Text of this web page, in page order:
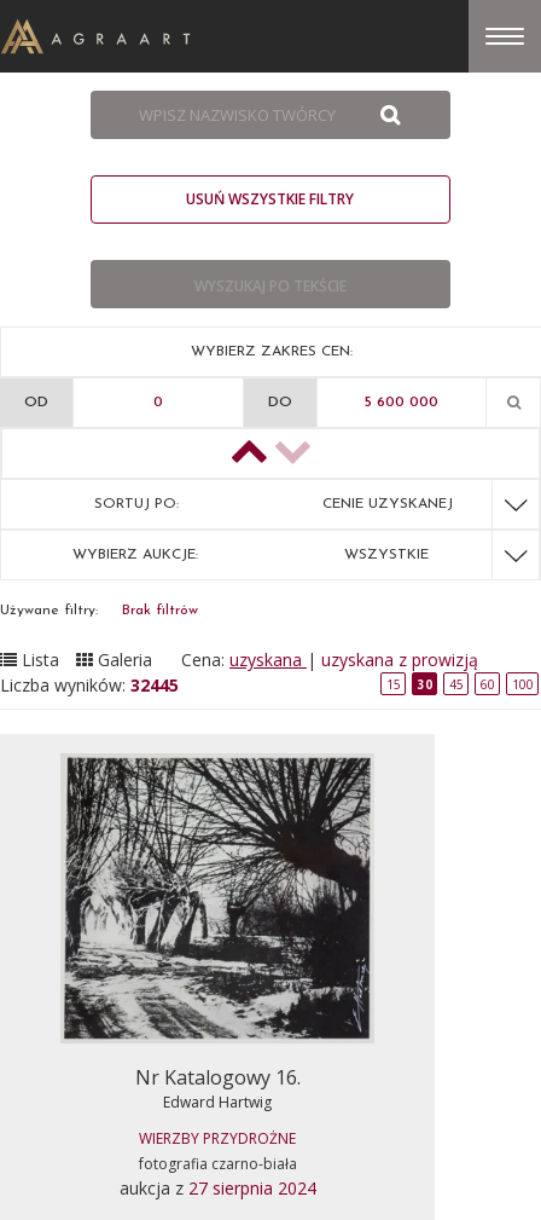
USUŃ WSZYSTKIE FILTRY
WYBIERZ ZAKRES CEN:
OD DO
SORTUJ PO: CENIE UZYSKANEJ
WYBIERZ AUKCJE: WSZYSTKIE
Używane filtry: Brak filtrów
Lista Galeria Cena: uzyskana | uzyskana z prowizją
Liczba wyników: 32445 15 30 45 60 100
Nr Katalogowy 16.
Edward Hartwig
WIERZBY PRZYDROŻNE
fotografia czarno-biała
aukcja z 27 sierpnia 2024